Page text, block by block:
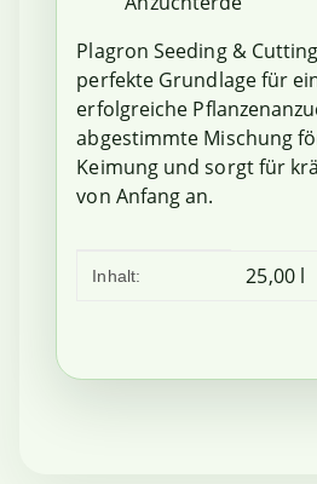
Plagron Seeding &
perfekte Grundlage für
erfolgreiche
abgestimmte Mischung
Keimung und sorgt für
von Anfang an.
Produkteigenschaft
Wert
Inhalt: 25,00 l